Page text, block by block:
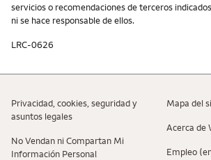
servicios o recomendaciones de terceros
ni se hace responsable de ellos.
LRC-0626
Privacidad, cookies, seguridad y
asuntos legales
No Vendan ni Compartan Mi
Información Personal
Mapa del
Acerca de
Empleo